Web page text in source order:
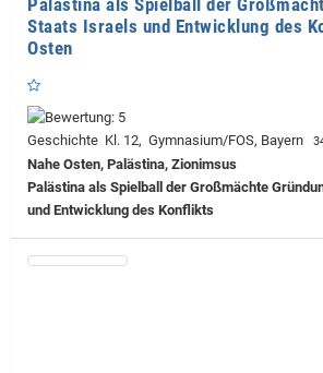
Staats Israels und Entwicklung des
Osten
Geschichte Kl. 12, Gymnasium/FOS, Bayern
Nahe Osten, Palästina, Zionimsus
Palästina als Spielball der Großmächte
und Entwicklung des Konflikts